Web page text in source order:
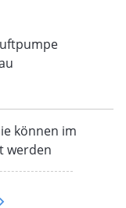
Termin
Radmiete und
sondern auch
als 7 Tage
können im
werden